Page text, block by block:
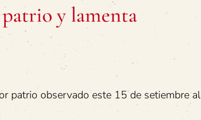
y lamenta
patrio observado este 15 de setiembre al